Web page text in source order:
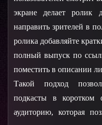
экране делает ролик
направить зрителей в
ролика добавляйте
полный выпуск по
поместить в описании
Такой подход
подкасты в коротком
аудиторию, которая